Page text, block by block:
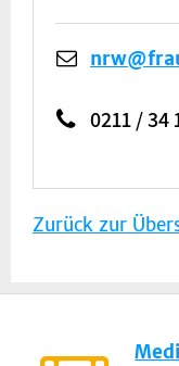
0211 / 34
Zurück zur